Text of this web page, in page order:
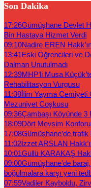
Son Dakika
17:26Gümüşhane Devlet
Bin Hastaya Hizmet Verdi
09:10Nadire EREN
13:41Eski Öğrencileri ve
Dalman Unutulmadı
12:39MHP’li Musa
Rehabilitasyon Vurgusu
11:38İlim Yayma Cemiyeti
Mezuniyet Coşkusu
09:36Çambaşı Köyünde
18:09Dört Mevsim
17:08Gümüşhane’de trafik
11:02İzzet ARSLAN
10:01Güllü KARAKAŞ
09:00Gümüşhane’de
boğulmalara karşı yeni
07:59Vadiler Kayboldu,